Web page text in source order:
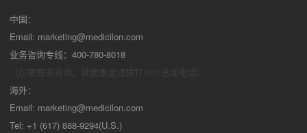
中国：
Email: marketing@medicilon.com
业务咨询专线：400-780-8018
海外：
Email: marketing@medicilon.com
Tel: +1 (617) 888-9294(U.S.)